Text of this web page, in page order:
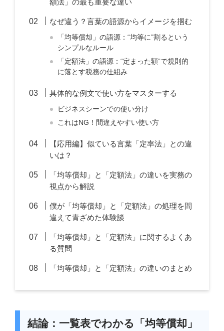
なぜ違う？言葉の語源からイメージを掴む
「均等償却」の語源：“均等に”割るという
シンプルなルール
「定額法」の語源：“定まった額”で規則的
に落とす税務の仕組み
具体的な例文で使い方をマスターする
ビジネスシーンでの使い分け
これはNG！間違えやすい使い方
【応用編】似ている言葉「定率法」との違
いは？
「均等償却」と「定額法」の違いを実務の
視点から解説
僕が「均等償却」と「定額法」の処理を間
違えて青ざめた体験談
「均等償却」と「定額法」に関するよくあ
る質問
「均等償却」と「定額法」の違いのまとめ
結論：一覧表でわかる「均等償却」